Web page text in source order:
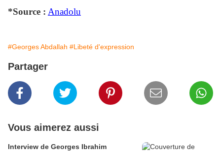
*Source : Anadolu
#Georges Abdallah #Libeté d'expression
Partager
Vous aimerez aussi
Interview de Georges Ibrahim